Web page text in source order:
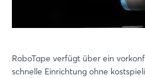
RoboTape verfügt über ein
schnelle Einrichtung ohne